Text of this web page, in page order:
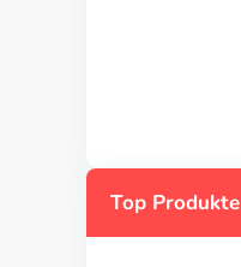
Top Produkte